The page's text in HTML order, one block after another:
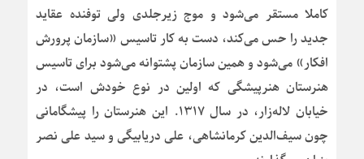
کاملا مستقر می‌شود و موج زیرجلدی ولی توفنده عقاید
جدید را حس می‌کند، دست به کار تاسیس «سازمان پرورش
افکار» می‌شود و همین سازمان پشتوانه می‌شود برای تاسیس
هنرستان هنرپیشگی که اولین در نوع خودش است، در
خیابان لاله‌زار، در سال ۱۳۱۷. این هنرستان را پیشگامانی
چون سیف‌الدین کرمانشاهی، علی دریابیگی و سید علی نصر